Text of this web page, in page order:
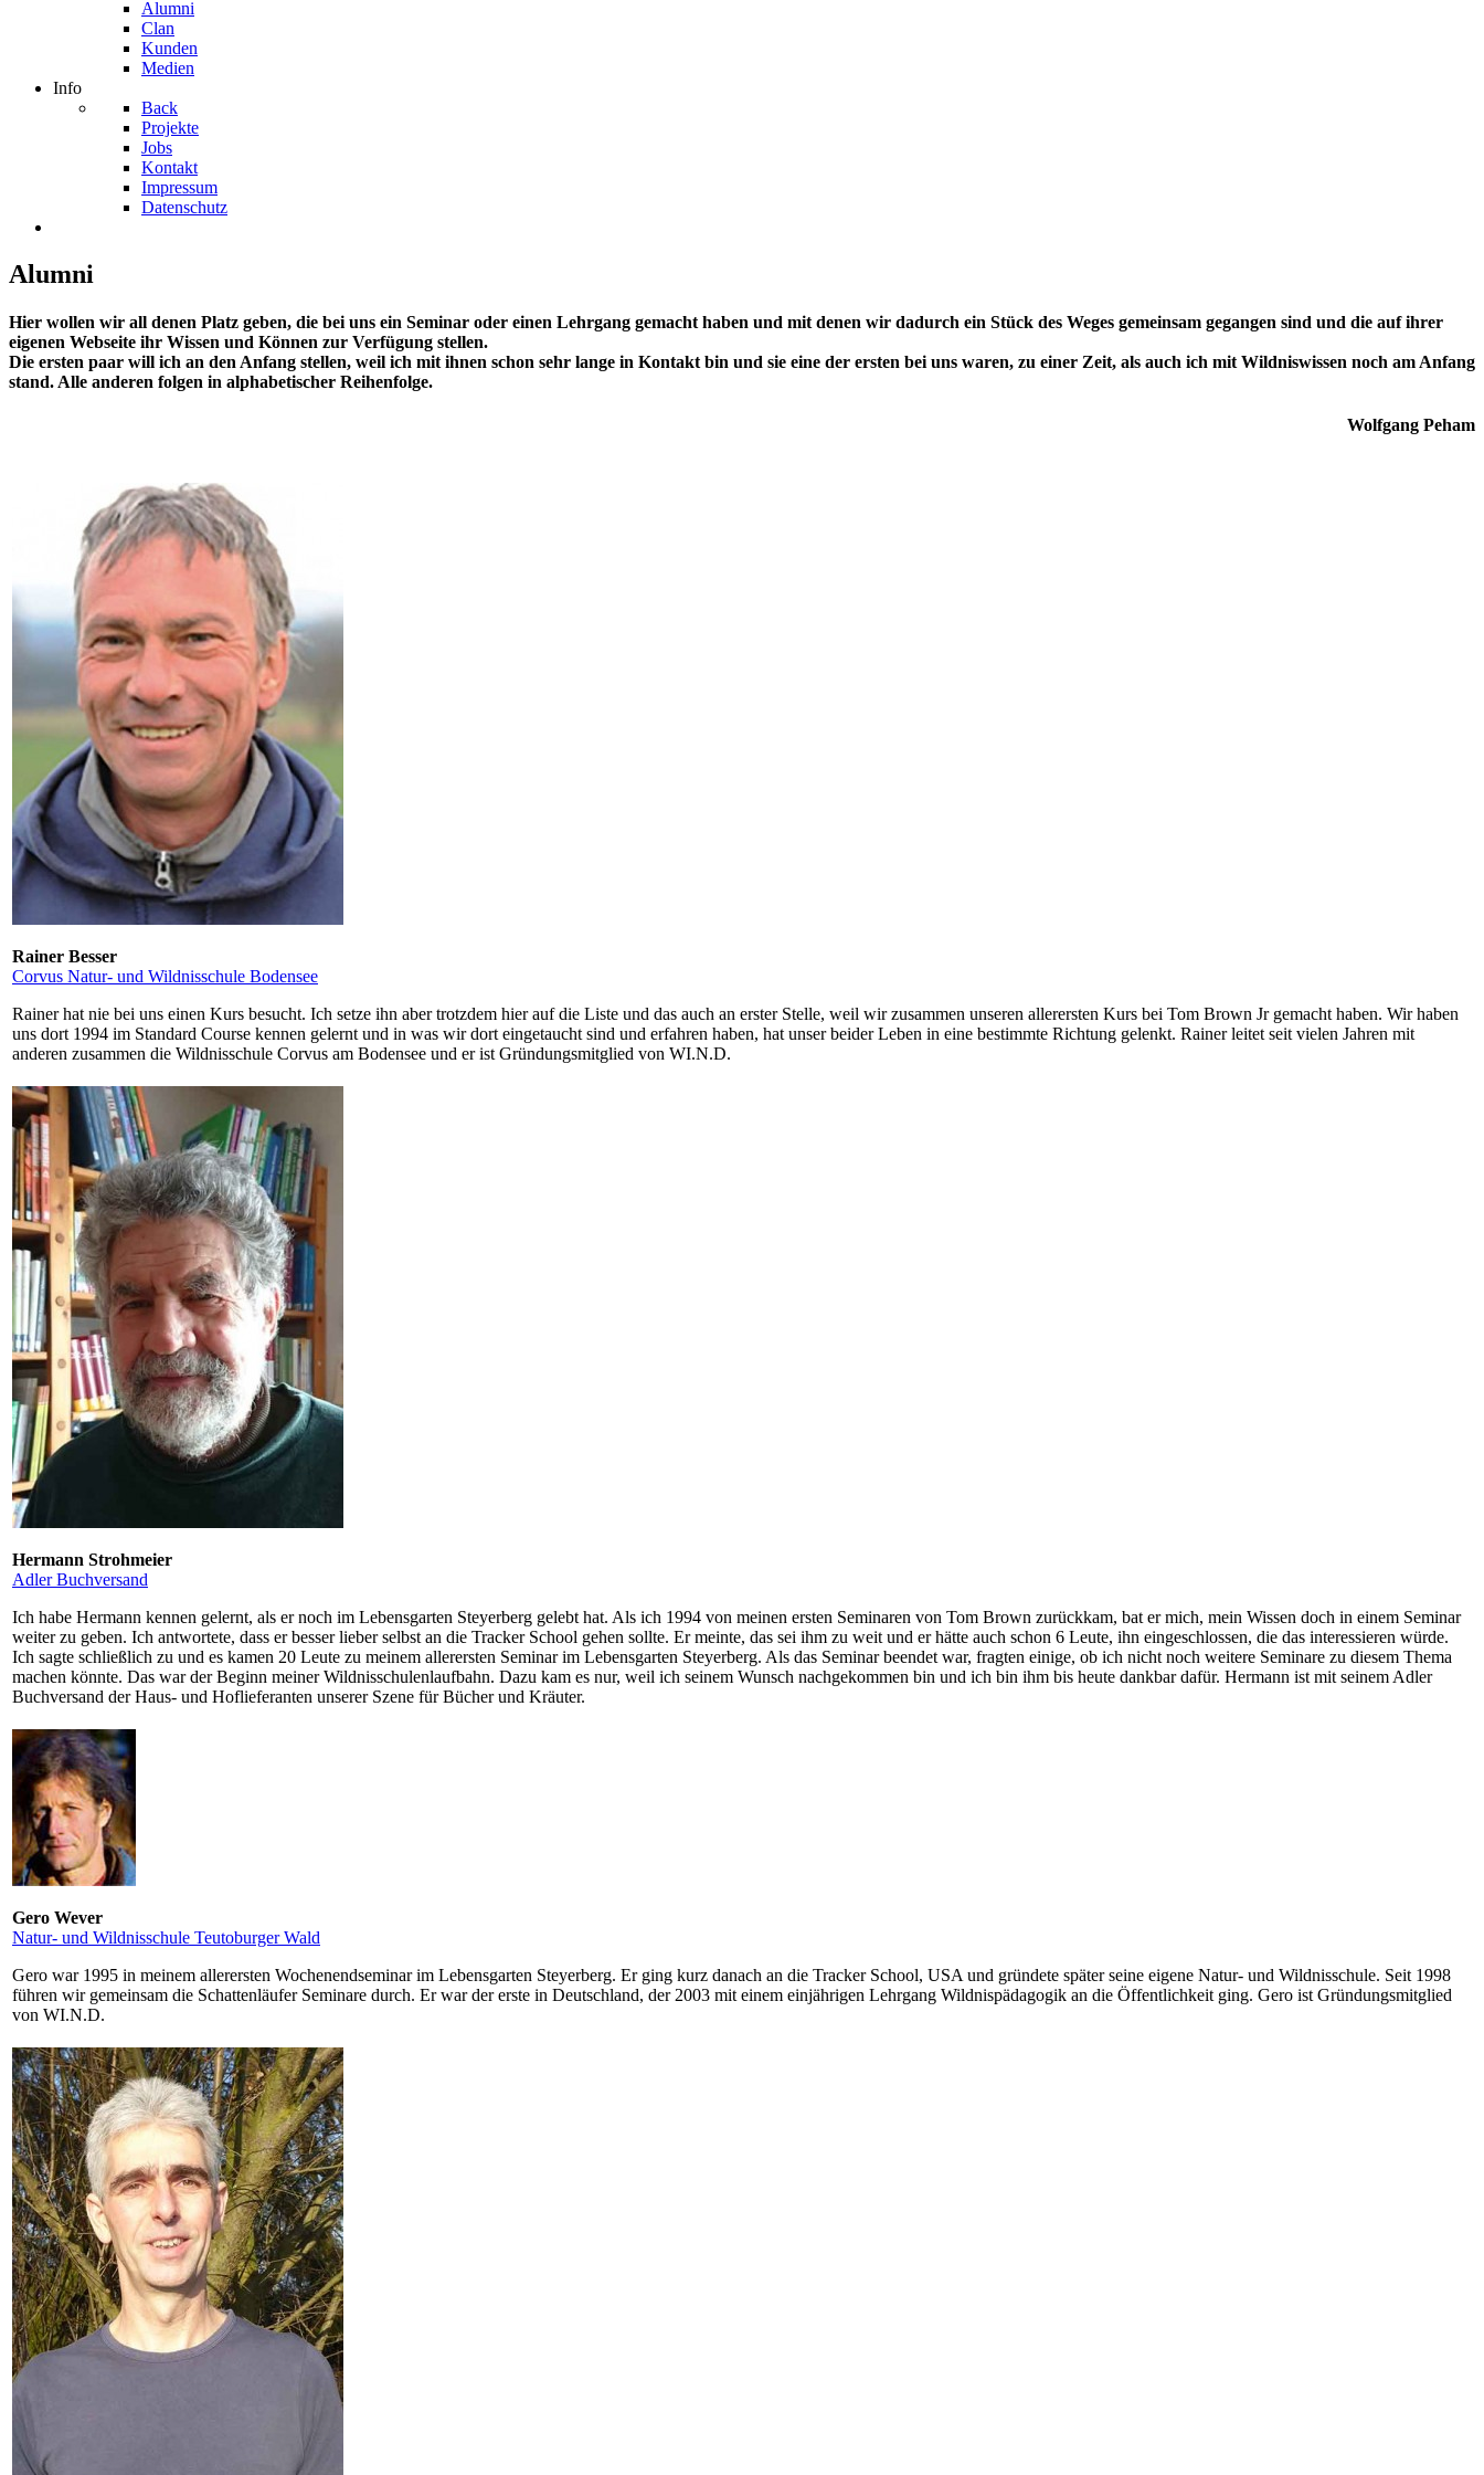
Alumni
Clan
Kunden
Medien
Info
Back
Projekte
Jobs
Kontakt
Impressum
Datenschutz
Alumni
Hier wollen wir all denen Platz geben, die bei uns ein Seminar oder einen Lehrgang gemacht haben und mit denen wir dadurch ein Stück des Weges gemeinsam gegangen sind und die auf ihrer
eigenen Webseite ihr Wissen und Können zur Verfügung stellen.
Die ersten paar will ich an den Anfang stellen, weil ich mit ihnen schon sehr lange in Kontakt bin und sie eine der ersten bei uns waren, zu einer Zeit, als auch ich mit Wildniswissen noch am Anfang
stand. Alle anderen folgen in alphabetischer Reihenfolge.
Wolfgang Peham
Rainer Besser
Corvus Natur- und Wildnisschule Bodensee
Rainer hat nie bei uns einen Kurs besucht. Ich setze ihn aber trotzdem hier auf die Liste und das auch an erster Stelle, weil wir zusammen unseren allerersten Kurs bei Tom Brown Jr gemacht haben. Wir haben
uns dort 1994 im Standard Course kennen gelernt und in was wir dort eingetaucht sind und erfahren haben, hat unser beider Leben in eine bestimmte Richtung gelenkt. Rainer leitet seit vielen Jahren mit
anderen zusammen die Wildnisschule Corvus am Bodensee und er ist Gründungsmitglied von WI.N.D.
Hermann Strohmeier
Adler Buchversand
Ich habe Hermann kennen gelernt, als er noch im Lebensgarten Steyerberg gelebt hat. Als ich 1994 von meinen ersten Seminaren von Tom Brown zurückkam, bat er mich, mein Wissen doch in einem Seminar
weiter zu geben. Ich antwortete, dass er besser lieber selbst an die Tracker School gehen sollte. Er meinte, das sei ihm zu weit und er hätte auch schon 6 Leute, ihn eingeschlossen, die das interessieren würde.
Ich sagte schließlich zu und es kamen 20 Leute zu meinem allerersten Seminar im Lebensgarten Steyerberg. Als das Seminar beendet war, fragten einige, ob ich nicht noch weitere Seminare zu diesem Thema
machen könnte. Das war der Beginn meiner Wildnisschulenlaufbahn. Dazu kam es nur, weil ich seinem Wunsch nachgekommen bin und ich bin ihm bis heute dankbar dafür. Hermann ist mit seinem Adler
Buchversand der Haus- und Hoflieferanten unserer Szene für Bücher und Kräuter.
Gero Wever
Natur- und Wildnisschule Teutoburger Wald
Gero war 1995 in meinem allerersten Wochenendseminar im Lebensgarten Steyerberg. Er ging kurz danach an die Tracker School, USA und gründete später seine eigene Natur- und Wildnisschule. Seit 1998
führen wir gemeinsam die Schattenläufer Seminare durch. Er war der erste in Deutschland, der 2003 mit einem einjährigen Lehrgang Wildnispädagogik an die Öffentlichkeit ging. Gero ist Gründungsmitglied
von WI.N.D.